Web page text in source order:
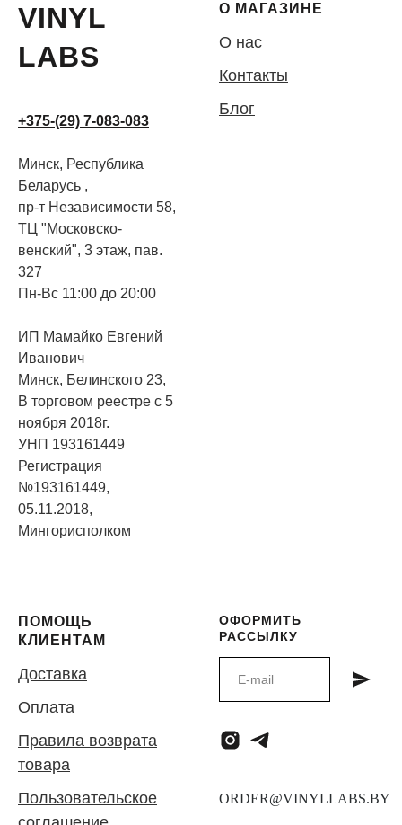
VINYL
LABS
+375-(29) 7-083-083
Минск, Республика
Беларусь ,
пр-т Независимости 58,
ТЦ "Московско-
венский", 3 этаж, пав.
327
Пн-Вс 11:00 до 20:00
ИП Мамайко Евгений
Иванович
Минск, Белинского 23,
В торговом реестре с 5
ноября 2018г.
УНП 193161449
Регистрация
№193161449,
05.11.2018,
Мингорисполком
О МАГАЗИНЕ
О нас
Контакты
Блог
ПОМОЩЬ
КЛИЕНТАМ
Доставка
Оплата
Правила возврата
товара
Пользовательское
ОФОРМИТЬ
РАССЫЛКУ